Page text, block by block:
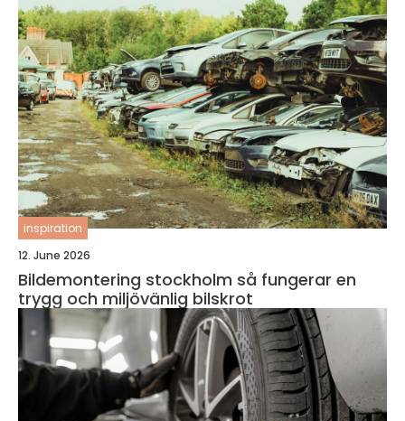
inspiration
12. June 2026
Bildemontering stockholm så fungerar en
trygg och miljövänlig bilskrot